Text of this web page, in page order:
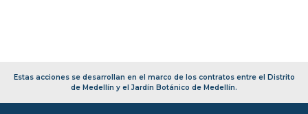
Estas acciones se desarrollan en el marco de los contratos entre el Distrito
de Medellín y el Jardín Botánico de Medellín.